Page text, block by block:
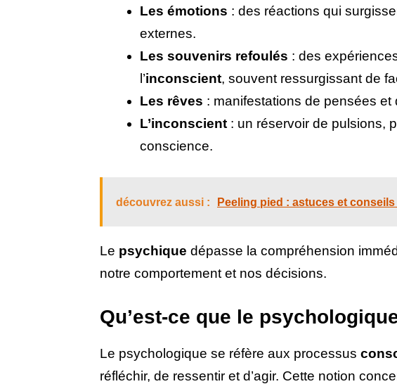
Les émotions : des réactions qui
externes.
Les souvenirs refoulés : des
l’inconscient, souvent ressurgissant de
Les rêves : manifestations de pensées
L’inconscient : un réservoir de pulsions,
conscience.
découvrez aussi : Peeling pied : astuces et
Le psychique dépasse la compréhension
notre comportement et nos décisions.
Qu’est-ce que le
Le psychologique se réfère aux processus
réfléchir, de ressentir et d’agir. Cette notion